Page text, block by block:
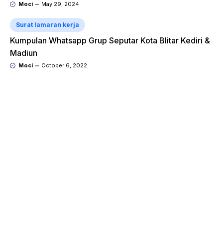
Moci May 29, 2024
Surat lamaran kerja
Kumpulan Whatsapp Grup Seputar Kota Blitar Kediri &
Madiun
Moci October 6, 2022